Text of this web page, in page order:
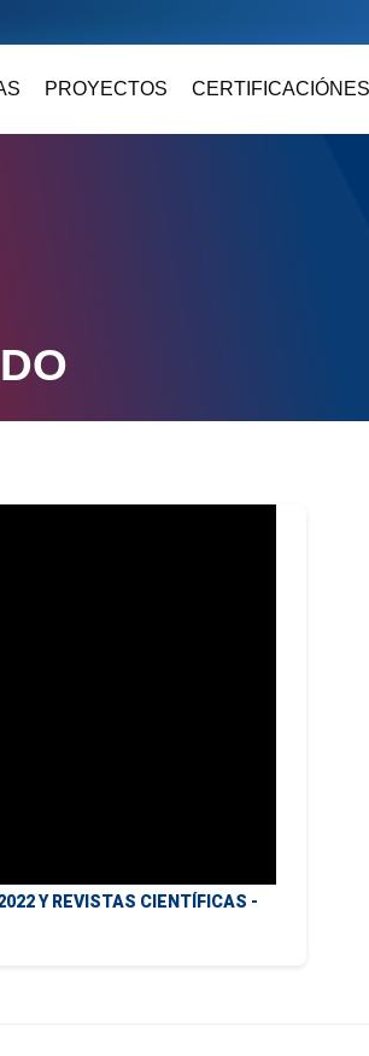
PROYECTOS CERTIFICACIÓNES
Y REVISTAS CIENTÍFICAS -